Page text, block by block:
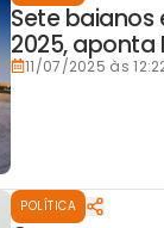
Sete
2025, aponta
11/07/2025 às
POLÍTICA